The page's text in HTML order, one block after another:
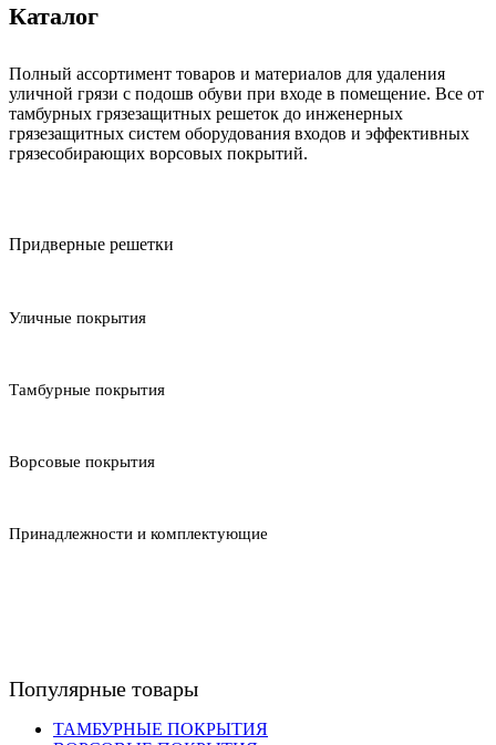
Каталог
Полный ассортимент товаров и материалов для удаления
уличной грязи с подошв обуви при входе в помещение. Все от
тамбурных грязезащитных решеток до инженерных
грязезащитных систем оборудования входов и эффективных
грязесобирающих ворсовых покрытий.
Придверные решетки
Уличные покрытия
Тамбурные покрытия
Ворсовые покрытия
Принадлежности и комплектующие
Популярные товары
ТАМБУРНЫЕ ПОКРЫТИЯ